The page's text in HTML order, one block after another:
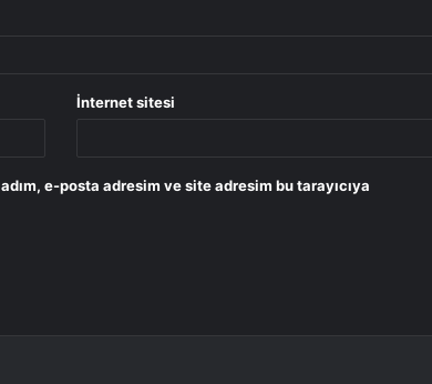
İnternet sitesi
e-posta adresim ve site adresim bu tarayıcıya